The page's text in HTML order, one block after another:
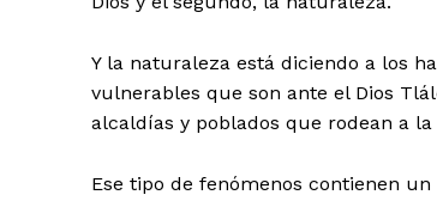
Y la naturaleza está diciendo a los
vulnerables que son ante el Dios
alcaldías y poblados que rodean a
Ese tipo de fenómenos contienen